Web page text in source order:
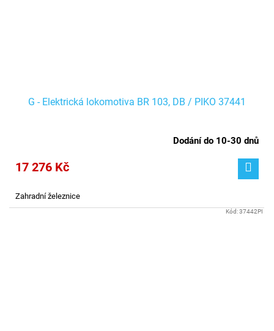
G - Elektrická lokomotiva BR 103, DB / PIKO 37441
Dodání do 10-30 dnů
17 276 Kč
Zahradní železnice
Kód:37442PI